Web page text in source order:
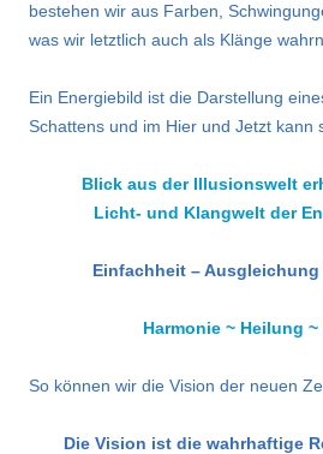
bestehen wir aus Farben,
was wir letztlich auch als Klänge
Ein Energiebild ist die Darstellung
Schattens und im Hier und Jetzt kann
Blick aus der Illusionswelt
Licht- und Klangwelt der
Einfachheit – Ausgleichung
Harmonie ~ Heilung
So können wir die Vision der neuen
Die Vision ist die wahrhaftige